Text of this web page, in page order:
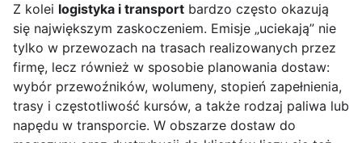
Z kolei logistyka i transport bardzo często okazują
się największym zaskoczeniem. Emisje „uciekają” nie
tylko w przewozach na trasach realizowanych przez
firmę, lecz również w sposobie planowania dostaw:
wybór przewoźników, wolumeny, stopień zapełnienia,
trasy i częstotliwość kursów, a także rodzaj paliwa lub
napędu w transporcie. W obszarze dostaw do